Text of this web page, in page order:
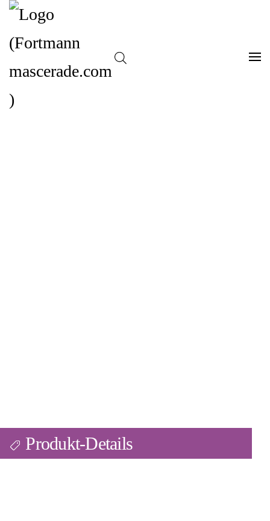
Produkt-Details